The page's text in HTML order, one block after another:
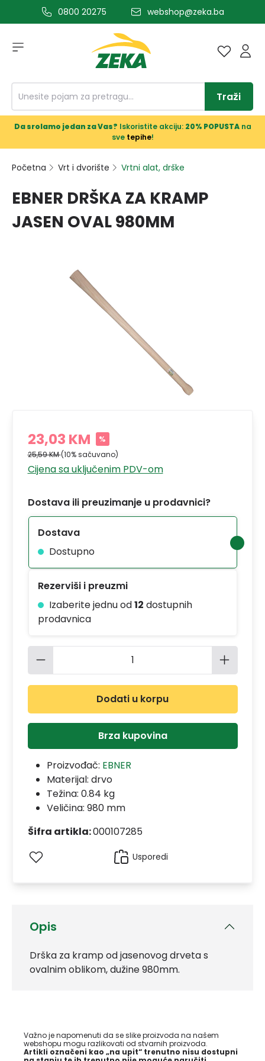
glavni sadržaj0800 20275 webshop@zeka.ba
Traži
Da srolamo jedan za Vas? Iskoristite akciju: 20% POPUSTAna
sve tepihe!
Početna Vrt i dvorište Vrtni alat, drške
EBNER DRŠKA ZA KRAMP
JASEN OVAL 980MM
Opis
Drška za kramp od jasenovog drveta s
ovalnim oblikom, dužine 980mm.
Važno je napomenuti da se slike proizvoda na našem
webshopu mogu razlikovati od stvarnih proizvoda.
Artikli označeni kao „na upit“ trenutno nisu dostupni
23,03 KM %
25,59 KM(10% sačuvano)
Cijena sa uključenim PDV-om
Dostava ili preuzimanje u prodavnici?
Dostava
Dostupno
Rezerviši i preuzmi
Izaberite jednu od12 dostupnih
prodavnica
Količina proizvoda: Unesite
Dodati u korpu
Brza kupovina
Proizvođač: EBNER
Materijal: drvo
Težina: 0.84 kg
Veličina: 980 mm
Šifra artikla:000107285
Usporedi